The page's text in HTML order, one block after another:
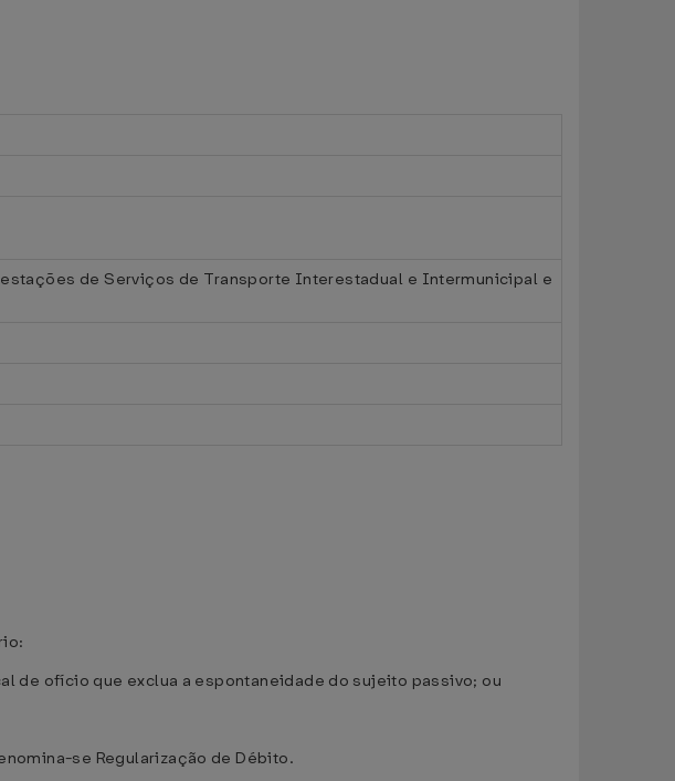
de Serviços de Transporte Interestadual e Intermunicipal e
de ofício que exclua a espontaneidade do sujeito passivo; ou
se Regularização de Débito.